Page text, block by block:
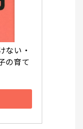
ない・
の育て